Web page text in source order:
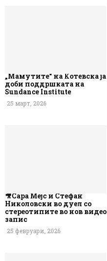
„Мамутите“ на Котевска ја
доби поддршката на
Sundance Institute
25 март, 2026
🎥Сара Мејс и Стефан
Николовски во дуел со
стереотипите во нов видео
запис
25 февруари, 2026